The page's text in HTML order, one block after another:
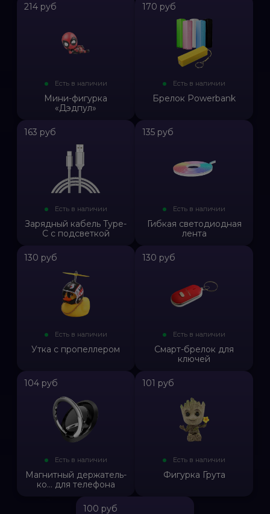
214 руб
Есть в наличии
Мини-фигурка
«Дэдпул»
170 руб
Есть в наличии
Брелок Powerbank
163 руб
Есть в наличии
Зарядный кабель Type-
C с подсветкой
135 руб
Есть в наличии
Гибкая светодиодная
лента
130 руб
Есть в наличии
Утка с пропеллером
130 руб
Есть в наличии
Смарт-брелок для
ключей
104 руб
Есть в наличии
Магнитный держатель-
ко... для телефона
101 руб
Есть в наличии
Фигурка Грута
100 руб